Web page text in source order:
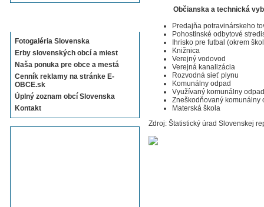
Fotogaléria Slovenska
Erby slovenských obcí a miest
Naša ponuka pre obce a mestá
Cenník reklamy na stránke E-
OBCE.sk
Úplný zoznam obcí Slovenska
Kontakt
Občianska a technická
Predajňa potravinárskeho
Pohostinské odbytové
Ihrisko pre futbal (okrem
Knižnica
Verejný vodovod
Verejná kanalizácia
Rozvodná sieť plynu
Komunálny odpad
Využívaný komunálny odpad
Zneškodňovaný komunálny
Materská škola
Zdroj: Štatistický úrad Slovenskej